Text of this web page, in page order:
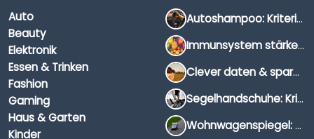
Auto
Beauty
Elektronik
Essen & Trinken
Fashion
Gaming
Haus & Garten
Kinder
Autoshampoo: Kriterien, Unterschiede & Anwendung
Immunsystem stärken: Hausmittel, Vitamine & Wissenswertes
Clever daten & sparen: So findest du die besten Deals für Dates und Unternehmungen
Segelhandschuhe: Kriterien, Materialien & Tipps
Wohnwagenspiegel: Auswahl, Preise & Montage